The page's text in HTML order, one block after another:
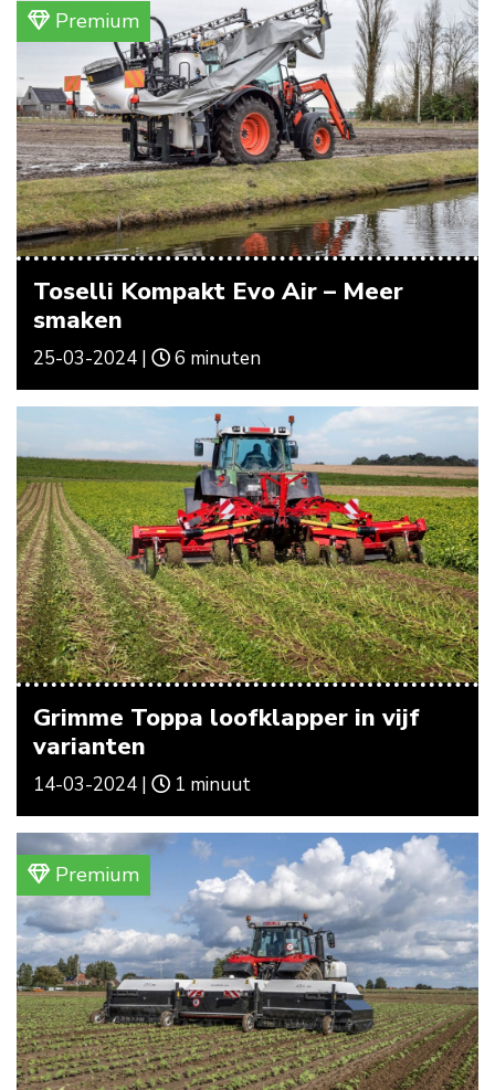
Premium
Toselli Kompakt Evo Air – Meer
smaken
25-03-2024 | 6 minuten
Grimme Toppa loofklapper in vijf
varianten
14-03-2024 | 1 minuut
Premium